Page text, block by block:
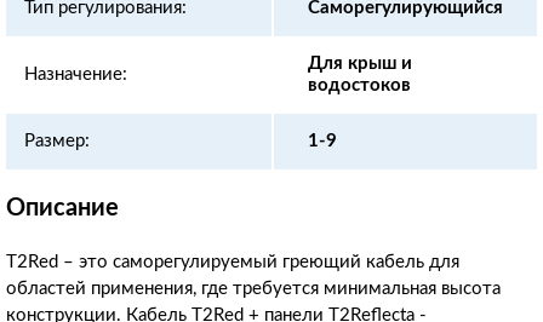
Тип регулирования: Саморегулирующийся
Назначение:
Для крыш и
водостоков
Размер: 1-9
Описание
T2Red – это саморегулируемый греющий кабель для
областей применения, где требуется минимальная высота
конструкции. Кабель T2Red + панели T2Reflecta -